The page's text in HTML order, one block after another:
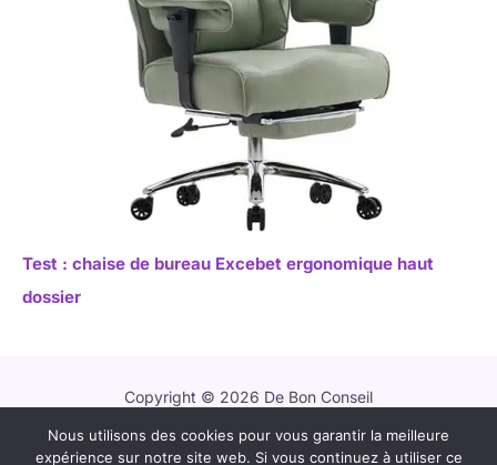
Test : chaise de bureau Excebet ergonomique haut
dossier
Copyright © 2026 De Bon Conseil
Contact
Nous utilisons des cookies pour vous garantir la meilleure
expérience sur notre site web. Si vous continuez à utiliser ce